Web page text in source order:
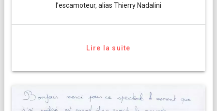
l’escamoteur, alias Thierry Nadalini
Lire la suite